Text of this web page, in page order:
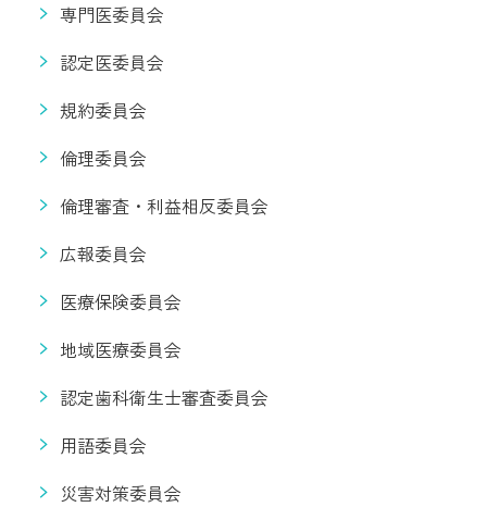
専門医委員会
認定医委員会
規約委員会
倫理委員会
倫理審査・利益相反委員会
広報委員会
医療保険委員会
地域医療委員会
認定歯科衛生士審査委員会
用語委員会
災害対策委員会